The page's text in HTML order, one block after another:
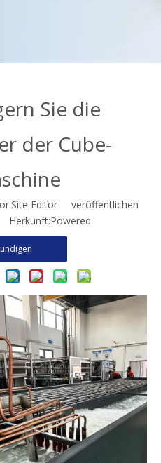
Sie die
der Cube-
Editor veröffentlichen
Herkunft:Powered